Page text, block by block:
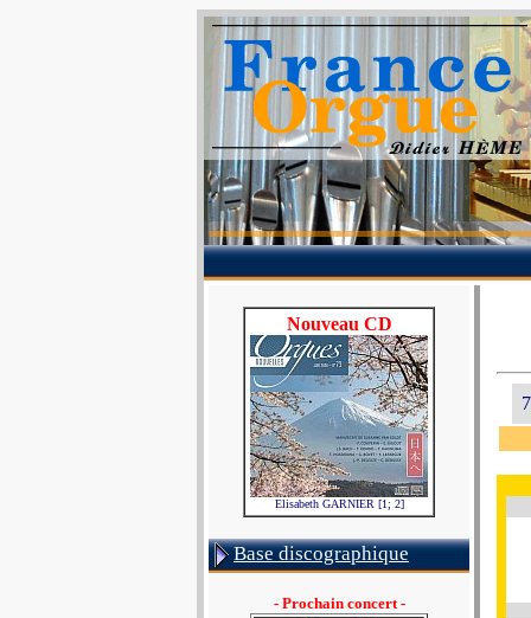
Nouveau CD
Elisabeth GARNIER [1; 2]
Base discographique
- Prochain concert -